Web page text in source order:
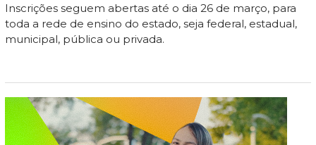
Inscrições seguem abertas até o dia 26 de março, para
toda a rede de ensino do estado, seja federal, estadual,
municipal, pública ou privada.